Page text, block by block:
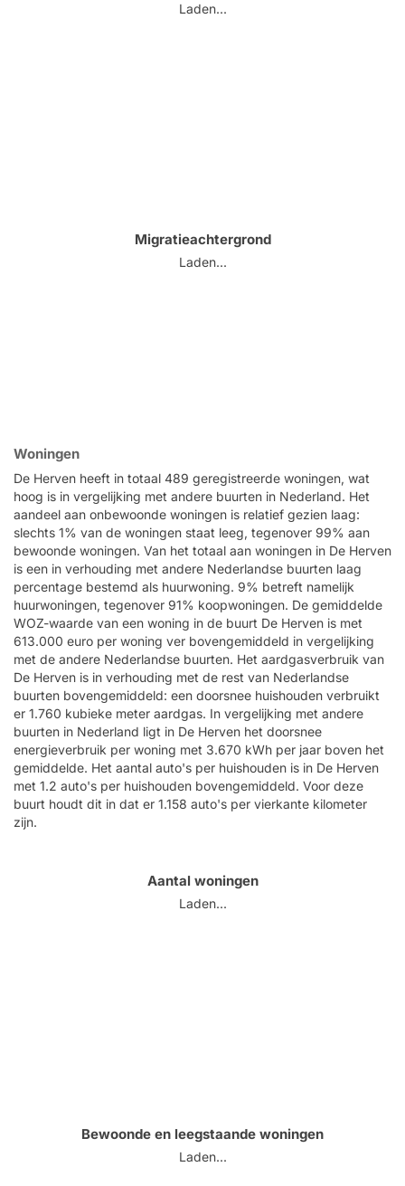
Laden...
Migratieachtergrond
Laden...
Woningen
De Herven heeft in totaal 489 geregistreerde woningen, wat
hoog is in vergelijking met andere buurten in Nederland. Het
aandeel aan onbewoonde woningen is relatief gezien laag:
slechts 1% van de woningen staat leeg, tegenover 99% aan
bewoonde woningen. Van het totaal aan woningen in De Herven
is een in verhouding met andere Nederlandse buurten laag
percentage bestemd als huurwoning. 9% betreft namelijk
huurwoningen, tegenover 91% koopwoningen. De gemiddelde
WOZ-waarde van een woning in de buurt De Herven is met
613.000 euro per woning ver bovengemiddeld in vergelijking
met de andere Nederlandse buurten. Het aardgasverbruik van
De Herven is in verhouding met de rest van Nederlandse
buurten bovengemiddeld: een doorsnee huishouden verbruikt
er 1.760 kubieke meter aardgas. In vergelijking met andere
buurten in Nederland ligt in De Herven het doorsnee
energieverbruik per woning met 3.670 kWh per jaar boven het
gemiddelde. Het aantal auto's per huishouden is in De Herven
met 1.2 auto's per huishouden bovengemiddeld. Voor deze
buurt houdt dit in dat er 1.158 auto's per vierkante kilometer
zijn.
Aantal woningen
Laden...
Bewoonde en leegstaande woningen
Laden...